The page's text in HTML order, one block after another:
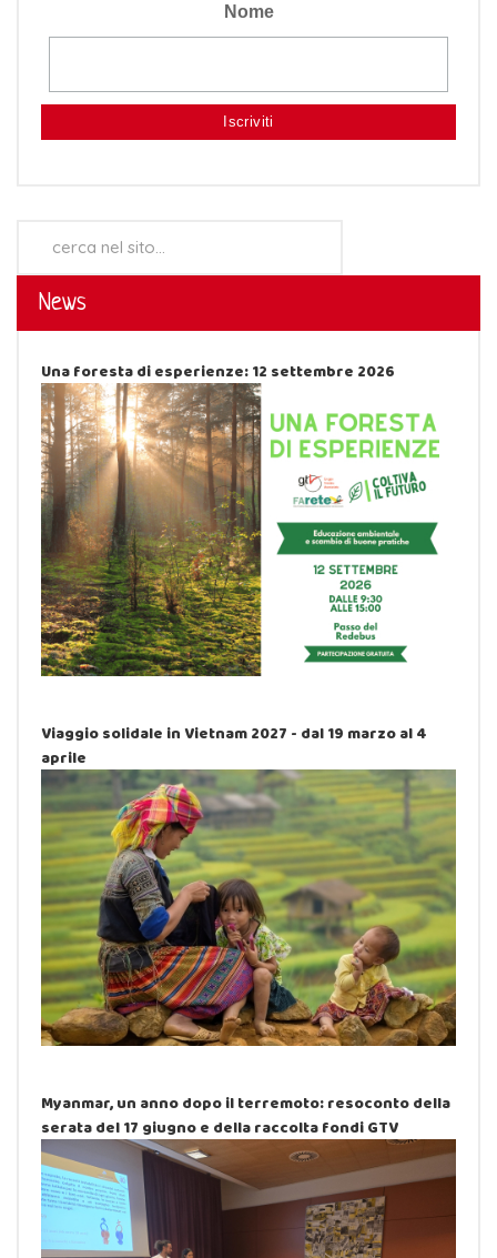
Nome
News
Una foresta di esperienze: 12 settembre 2026
Viaggio solidale in Vietnam 2027 - dal 19 marzo al 4
aprile
Myanmar, un anno dopo il terremoto: resoconto della
serata del 17 giugno e della raccolta fondi GTV